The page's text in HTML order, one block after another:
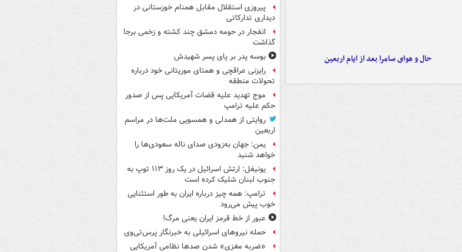
حال و هوای سامرا بعد از ایام اربعین
پیروزی استقلال مقابل همنام خوزستانی در
دیداری تدارکاتی
انفجار در حومه دمشق چند کشته و زخمی برجا
گذاشت
بوسه‌ پدر بر پای پسر شهیدش
رایزنی عراقچی و همتای موریتانی خود درباره
تحولات منطقه
موج تهدید علیه قضات آمریکایی پس از صدور
حکم علیه ترامپ
روایتی از همدلی و همسویی ملت‌ها در مراسم
اربعین
یمن: جهان به‌زودی صدای ناله سعودی‌ها را
خواهد شنید
یونیفل: ارتش اسرائیل در یک روز ۱۱۳ توپ به
جنوب لبنان شلیک کرده است
ترامپ: همه چیز درباره ایران به طور استثنایی
خوب پیش می‌رود
عبور از خط قرمز ایران یعنی مرگ!
حمله نیروهای اسرائیلی به خبرنگار پرس‌تی‌وی
«ضربه مغزی» شدن صدها نظامی آمریکایی